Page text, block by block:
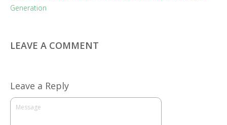
Generation
LEAVE A COMMENT
Leave a Reply